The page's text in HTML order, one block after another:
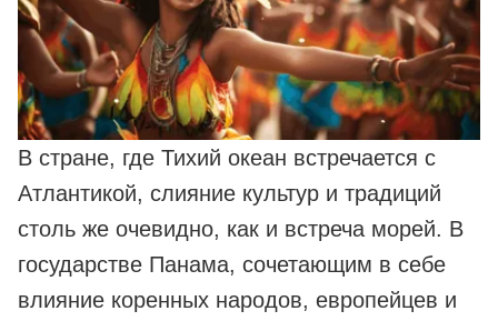
В стране, где Тихий океан встречается с
Атлантикой, слияние культур и традиций
столь же очевидно, как и встреча морей. В
государстве Панама, сочетающим в себе
влияние коренных народов, европейцев и